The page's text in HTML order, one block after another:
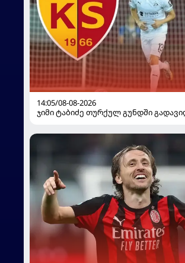
14:05/08-08-2026
ჯიმი ტაბიძე თურქულ გუნდში